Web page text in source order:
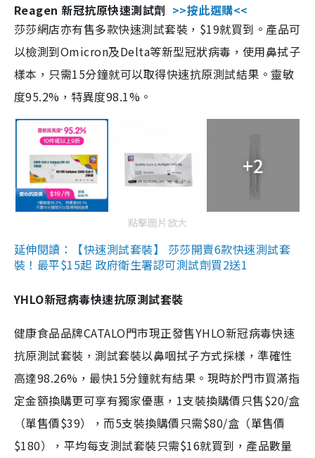
Reagen 新冠抗原快速測試劑 >>按此選購<<
莎莎網店亦有售多款快速測試套裝，$19就買到。產品可
以檢測到Omicron及Delta等新型冠狀病毒，使用鼻拭子
樣本，只需15分鐘就可以取得快速抗原測試結果。靈敏
度95.2%，特異度98.1%。
+2
點擊圖片放大
延伸閱讀：【快速測試套裝】 莎莎開賣6款快速測試套
裝！最平$15起 政府衛生署認可測試劑買2送1
YHLO新冠病毒快速抗原測試套裝
健康食品品牌CATALO門市現正發售YHLO新冠病毒快速
抗原測試套裝，測試套裝以鼻咽拭子方式採樣，準確性
高達98.26%，最快15分鐘就有結果。現時於門市買滿指
定金額換購更可享有獨家優惠，1支裝換購價只售$20/盒
（單售價$39），而5支裝換購價只需$80/盒（單售價
$180），平均每支測試套裝只需$16就買到，產品數量